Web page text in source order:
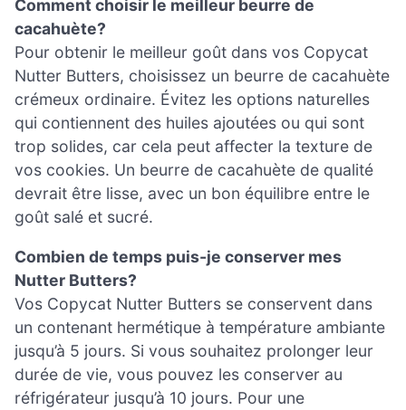
Comment choisir le meilleur beurre de
cacahuète?
Pour obtenir le meilleur goût dans vos Copycat
Nutter Butters, choisissez un beurre de cacahuète
crémeux ordinaire. Évitez les options naturelles
qui contiennent des huiles ajoutées ou qui sont
trop solides, car cela peut affecter la texture de
vos cookies. Un beurre de cacahuète de qualité
devrait être lisse, avec un bon équilibre entre le
goût salé et sucré.
Combien de temps puis-je conserver mes
Nutter Butters?
Vos Copycat Nutter Butters se conservent dans
un contenant hermétique à température ambiante
jusqu’à 5 jours. Si vous souhaitez prolonger leur
durée de vie, vous pouvez les conserver au
réfrigérateur jusqu’à 10 jours. Pour une